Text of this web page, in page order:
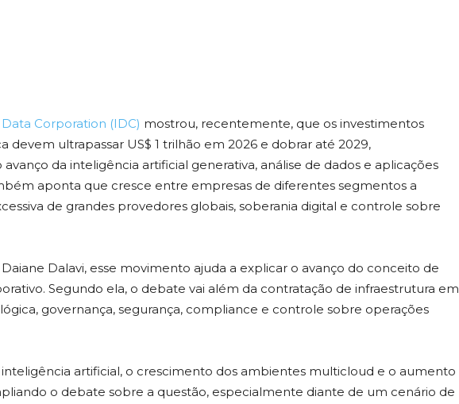
Corporation (IDC) mostrou, recentemente, que os investimentos
devem ultrapassar US$ 1 trilhão em 2026 e dobrar até 2029,
da inteligência artificial generativa, análise de dados e aplicações
aponta que cresce entre empresas de diferentes segmentos a
de grandes provedores globais, soberania digital e controle sobre
Daiane Dalavi, esse movimento ajuda a explicar o avanço do conceito de
Segundo ela, o debate vai além da contratação de infraestrutura em
governança, segurança, compliance e controle sobre operações
artificial, o crescimento dos ambientes multicloud e o aumento
o debate sobre a questão, especialmente diante de um cenário de